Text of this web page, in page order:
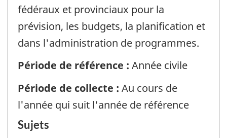
fédéraux et provinciaux pour la
prévision, les budgets, la planification et
dans l'administration de programmes.
Période de référence : Année civile
Période de collecte : Au cours de
l'année qui suit l'année de référence
Sujets